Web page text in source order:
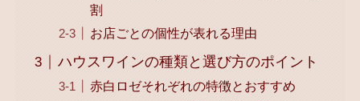
割
お店ごとの個性が表れる理由
ハウスワインの種類と選び方のポイント
赤白ロゼそれぞれの特徴とおすすめ